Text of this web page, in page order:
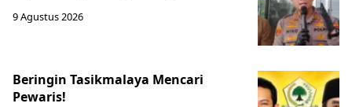
9 Agustus 2026
Beringin Tasikmalaya Mencari
Pewaris!